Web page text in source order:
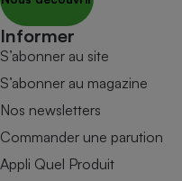
Informer
S’abonner au site
S’abonner au magazine
Nos newsletters
Commander une parution
Appli Quel Produit